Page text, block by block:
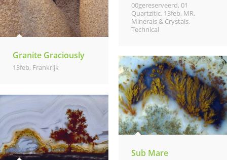
00gereserveerd, 01
Quartzitic, 13feb, MR,
Minerals & Crystals,
Technical
Granite Graciously
13feb, Frankrijk
Sub Mare